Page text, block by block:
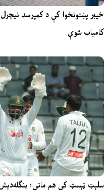
خیبر پښتونخوا کې د کمپرسډ
کامیاب شوې
سلېټ ټېسټ کې هم ماتې؛